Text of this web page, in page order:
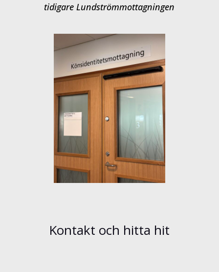
tidigare Lundströmmottagningen
Kontakt och hitta hit